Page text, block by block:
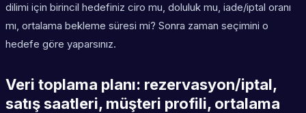
dilimi için birincil hedefiniz ciro mu, doluluk mu, iade/iptal oranı
mı, ortalama bekleme süresi mi? Sonra zaman seçimini o
hedefe göre yaparsınız.
Veri toplama planı: rezervasyon/iptal,
satış saatleri, müşteri profili, ortalama